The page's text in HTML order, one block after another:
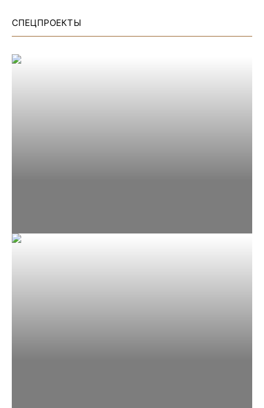
СПЕЦПРОЕКТЫ